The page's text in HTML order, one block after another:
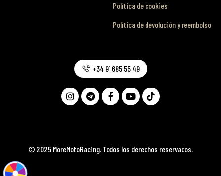
Política de cookies
Política de devolución y reembolso
© 2025 MoreMotoRacing. Todos los derechos reservados.
+34 91 685 55 49